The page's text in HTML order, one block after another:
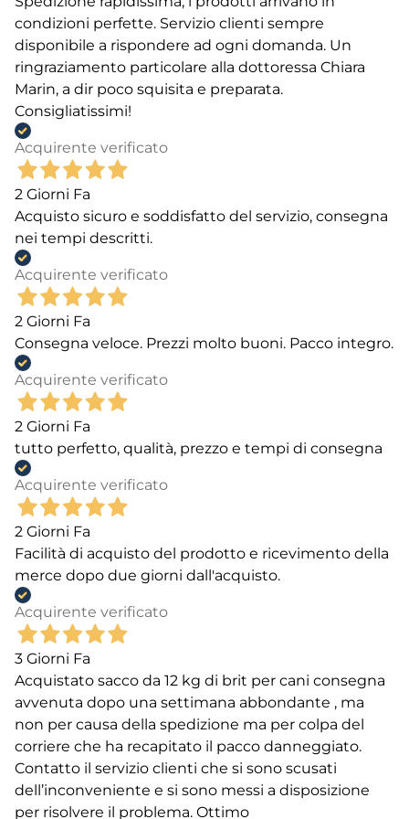
frutto-oligosaccaridi (FOS), mannano-oligosaccaridi
(MOS), estratto diYucca schidigera, olio di salmone,
solfato di condroitina e glucosamina, calcio, fosforo,
selenio, zinco, rame e vitamina E.
L’azienda Brit Care è inoltre
rifiuta fermamente qualunque tipo di test sugli
animali, è severamente contraria a crudeltà e abusi
e non utilizza alcun tipo di ingrediente che possa
nuocere alla salute e al benessere di umani e
animali.
condizioni perfette. Servizio clienti sempre
disponibile a rispondere ad ogni domanda. Un
ringraziamento particolare alla dottoressa Chiara
Marin, a dir poco squisita e preparata.
Consigliatissimi!
Acquirente verificato
2 Giorni Fa
Acquisto sicuro e soddisfatto del servizio, consegna
nei tempi descritti.
Acquirente verificato
2 Giorni Fa
Consegna veloce. Prezzi molto buoni. Pacco integro.
Acquirente verificato
2 Giorni Fa
tutto perfetto, qualità, prezzo e tempi di consegna
Acquirente verificato
2 Giorni Fa
Facilità di acquisto del prodotto e ricevimento della
merce dopo due giorni dall'acquisto.
Acquirente verificato
3 Giorni Fa
Acquistato sacco da 12 kg di brit per cani consegna
avvenuta dopo una settimana abbondante , ma
non per causa della spedizione ma per colpa del
corriere che ha recapitato il pacco danneggiato.
Contatto il servizio clienti che si sono scusati
dell’inconveniente e si sono messi a disposizione
per risolvere il problema. Ottimo